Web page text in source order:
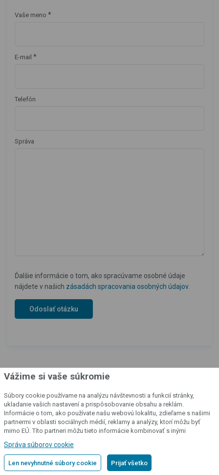
Vaše meno *
E-mail *
Telefón
Správa
Ďalšie informácie o tom, ako spracúvame osobné údaje
nájdete v našich zásadách spracovania osobných údajov.
Náš katalóg produktov
Všetky naše výrobky si môžete pozrieť aj v katalógu, ktorý
sme pre vás pripravili.
Vážime si vaše súkromie
Súbory cookie používame na analýzu návštevnosti a funkcií stránky,
ukladanie vašich nastavení a prispôsobovanie obsahu a reklám.
Informácie o tom, ako používate našu webovú lokalitu, zdieľame s našimi
partnermi v oblasti sociálnych médií, reklamy a analýzy, ktorí môžu byť
mimo EÚ. Títo partneri môžu tieto informácie kombinovať s inými
používania ich služieb.Podrobné informácie
Správa súborov cookie
Len nevyhnutné súbory cookie Prijať všetko